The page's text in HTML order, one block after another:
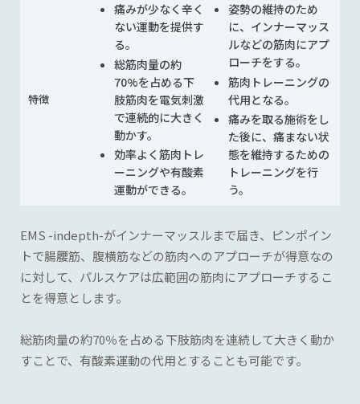
特徴
痛みが少なく辛く
ない運動を提供す
る。
総筋肉量の約
70%を占める下
肢筋肉を電気刺激
で連続的に大きく
動かす。
効率よく筋肉トレ
ーニングや有酸素
運動ができる。
姿勢の維持のため
に、インナーマッス
ルなどの筋肉にアプ
ローチをする。
筋肉トレーニングの
代用となる。
痛みを取る施術をし
た後に、痛まない状
態を維持するための
トレーニングを行
う。
EMS -indepth-がインナーマッスルまで届き、ピンポイン
トで腸腰筋、腹横筋などの筋肉へのアプローチが得意なの
に対して、パルスケアは広範囲の筋肉にアプローチするこ
とを得意とします。
総筋肉量の約70％を占める下肢筋肉を連続して大きく動か
すことで、有酸素運動の代用とすることも可能です。